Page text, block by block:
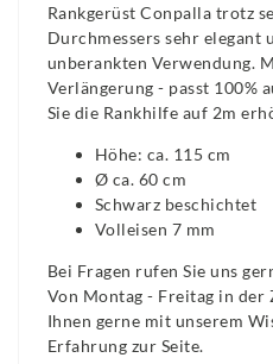
Rankgerüst Conpalla trotz
Durchmessers sehr elegant
unberankten Verwendung.
Verlängerung - passt 100%
Sie die Rankhilfe auf 2m
Höhe: ca. 115 cm
Ø ca. 60 cm
Schwarz beschichtet
Volleisen 7 mm
Bei Fragen rufen Sie uns
Von Montag - Freitag in der
Ihnen gerne mit unserem
Erfahrung zur Seite.